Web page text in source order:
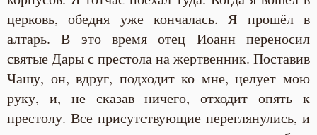
церковь, обедня уже кончалась. Я прошёл в
алтарь. В это время отец Иоанн переносил
святые Дары с престола на жертвенник. Поставив
Чашу, он, вдруг, подходит ко мне, целует мою
руку, и, не сказав ничего, отходит опять к
престолу. Все присутствующие переглянулись, и